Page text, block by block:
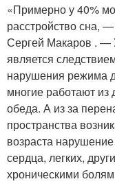
«Примерно у 40%
расстройство сна,
Сергей Макаров . —
является
нарушения режима
многие работают из
обеда. А из за
пространства
возраста
сердца, легких,
хроническими